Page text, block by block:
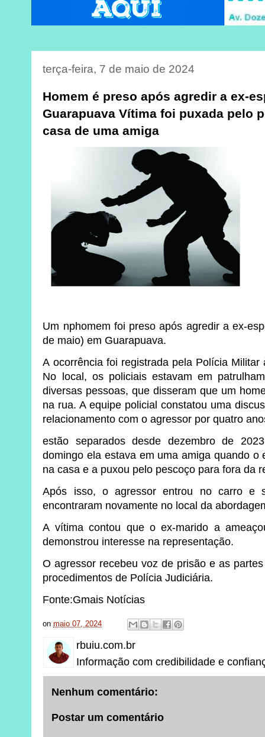
terça-feira, 7 de maio de 2024
Homem é preso após agredir a ex-
Guarapuava Vítima foi puxada pelo
casa de uma amiga
Um nphomem foi preso após agredir a ex-
de maio) em Guarapuava.
A ocorrência foi registrada pela Polícia
No local, os policiais estavam em
diversas pessoas, que disseram que um
na rua. A equipe policial constatou uma
relacionamento com o agressor por quatro
estão separados desde dezembro de
domingo ela estava em uma amiga quando o
na casa e a puxou pelo pescoço para fora da
Após isso, o agressor entrou no carro e
encontraram novamente no local da
A vítima contou que o ex-marido a
demonstrou interesse na representação.
O agressor recebeu voz de prisão e as
procedimentos de Polícia Judiciária.
Fonte:Gmais Notícias
onmaio 07, 2024
rbuiu.com.br
Informação com credibilidade e
Nenhum comentário:
Postar um comentário